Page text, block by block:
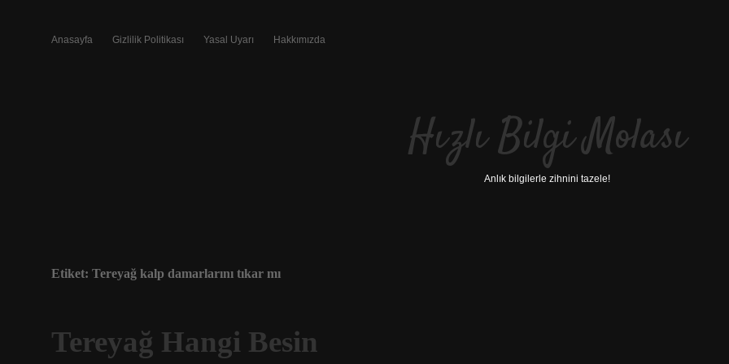
Anasayfa Gizlilik Politikası Yasal Uyarı Hakkımızda
Hızlı Bilgi Molası
Anlık bilgilerle zihnini tazele!
Etiket: Tereyağ kalp damarlarını tıkar mı
Tereyağ Hangi Besin